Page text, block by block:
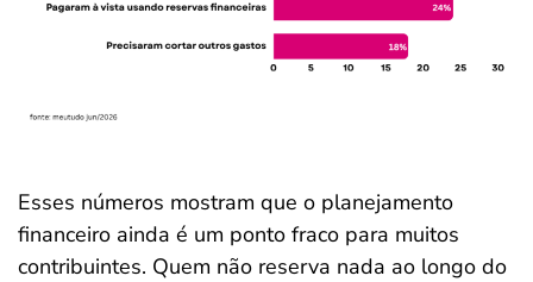
Esses números mostram que o planejamento
financeiro ainda é um ponto fraco para muitos
contribuintes. Quem não reserva nada ao longo do